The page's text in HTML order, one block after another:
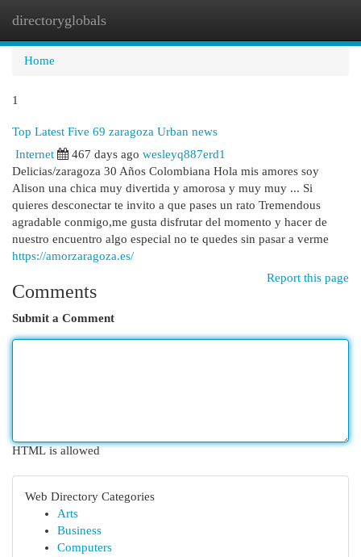
directoryglobals
Home
1
Top Latest Five 69 zaragoza Urban news
Internet
467 days ago wesleyq887erd1
Delicias/zaragoza 30 Años Colombiana Hola mis amores soy
Alison una chica muy divertida y amorosa y muy muy ... Si
quieres desconectar te invito a que pases un rato Tremendous
agradable conmigo,me gusta disfrutar del momento y hacer de
nuestro encuentro algo especial no te quedes sin pasar a verme
https://amorzaragoza.es/
Report this page
Comments
Submit a Comment
HTML is allowed
Web Directory Categories
Arts
Business
Computers